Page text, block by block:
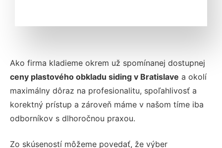
Ako firma kladieme okrem už spomínanej dostupnej
ceny plastového obkladu siding v Bratislave a okolí
maximálny dôraz na profesionalitu, spoľahlivosť a
korektný prístup a zároveň máme v našom tíme iba
odborníkov s dlhoročnou praxou.
Zo skúseností môžeme povedať, že výber